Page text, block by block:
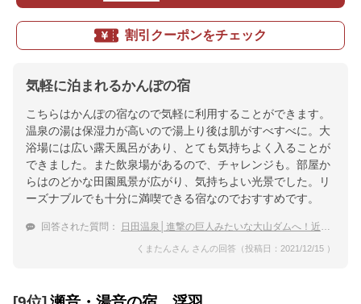
割引クーポンをチェック
気軽に泊まれるかんぽの宿
こちらはかんぽの宿なので気軽に利用することができます。
温泉の湯は保湿力が高いので湯上り後は肌がすべすべに。大
浴場には広い露天風呂があり、とても気持ちよく入ることが
できました。また飲泉場があるので、チャレンジも。部屋か
らはのどかな田園風景が広がり、気持ちよい光景でした。リ
ーズナブルでも十分に満喫できる宿なのでおすすめです。
回答された質問： 日田温泉│進撃の巨人みたいな大山ダムへ！近くの温泉宿を教えて。
くまたんさん さんの回答（投稿日：2021/12/15 ）